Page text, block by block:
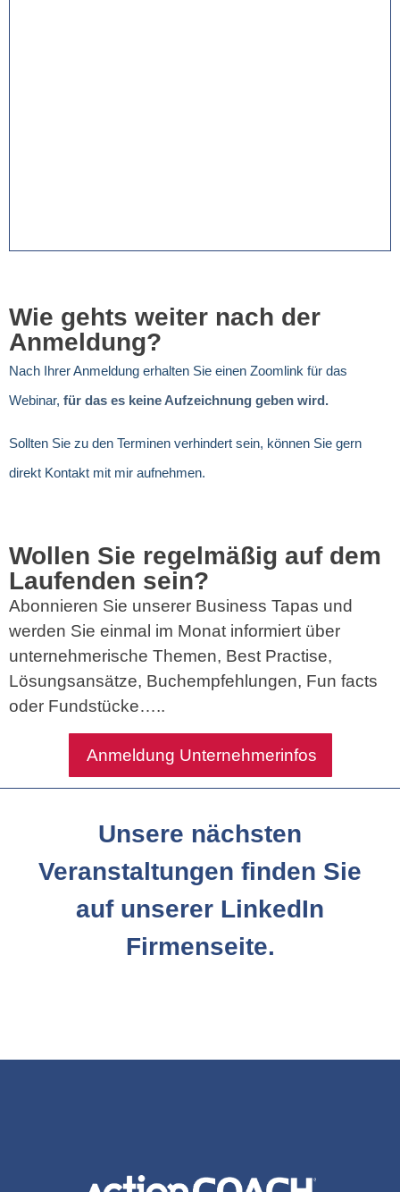
Wie gehts weiter nach der
Anmeldung?
Nach Ihrer Anmeldung erhalten Sie einen Zoomlink für das
Webinar, für das es keine Aufzeichnung geben wird.
Sollten Sie zu den Terminen verhindert sein, können Sie gern
direkt Kontakt mit mir aufnehmen.
Wollen Sie regelmäßig auf dem
Laufenden sein?
Abonnieren Sie unserer Business Tapas und
werden Sie einmal im Monat informiert über
unternehmerische Themen, Best Practise,
Lösungsansätze, Buchempfehlungen, Fun facts
oder Fundstücke…..
Anmeldung Unternehmerinfos
Unsere nächsten
Veranstaltungen finden Sie
auf unserer LinkedIn
Firmenseite.